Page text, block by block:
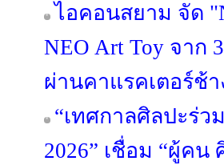
ไอคอนสยาม จัด
NEO Art Toy จาก
ผ่านคาแรคเตอร์ช้า
“เทศกาลศิลปะร่ว
2026” เชื่อม “ผู้คน